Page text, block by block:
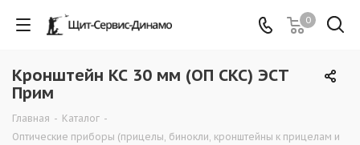
0
Кронштейн КС 30 мм (ОП СКС) ЭСТ
Прим
Главная - Каталог -
Оптические приборы (прицелы, бинокли, кронштейны к прицелам и